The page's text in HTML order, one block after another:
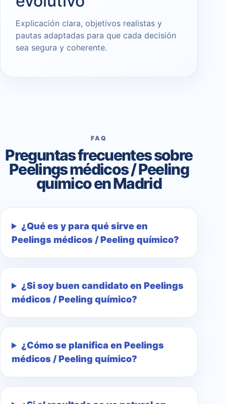
Explicación clara, objetivos realistas y
pautas adaptadas para que cada decisión
sea segura y coherente.
FAQ
Preguntas frecuentes sobre
Peelings médicos / Peeling
químico en Madrid
¿Qué es y para qué sirve en
Peelings médicos / Peeling químico?
¿Si soy buen candidato en Peelings
médicos / Peeling químico?
¿Cómo se planifica en Peelings
médicos / Peeling químico?